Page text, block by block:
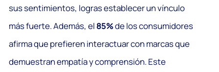
sus sentimientos, logras establecer un vínculo
más fuerte. Además, el 85%de los consumidores
afirma que prefieren interactuar con marcas que
demuestran empatía y comprensión. Este